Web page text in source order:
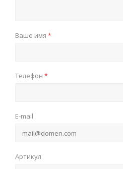
Ваше имя *
Телефон *
E-mail
Артикул